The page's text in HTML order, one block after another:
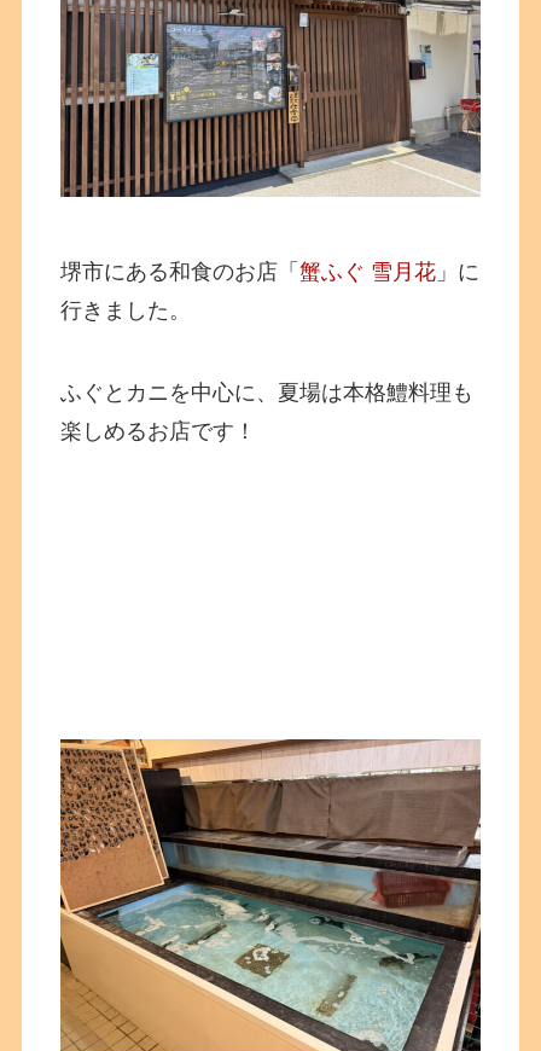
堺市にある和食のお店「蟹ふぐ 雪月花 」に
行きました。
ふぐとカニを中心に、夏場は本格鱧料理も
楽しめるお店です！